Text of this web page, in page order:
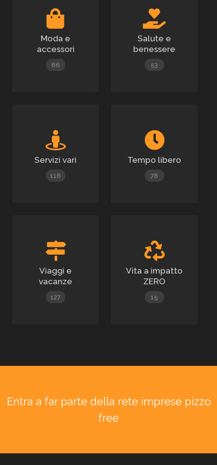
Moda e
accessori
66
Salute e
benessere
53
Servizi vari
116
Tempo libero
78
Viaggi e
vacanze
127
Vita a impatto
ZERO
15
Entra a far parte della rete imprese pizzo
free